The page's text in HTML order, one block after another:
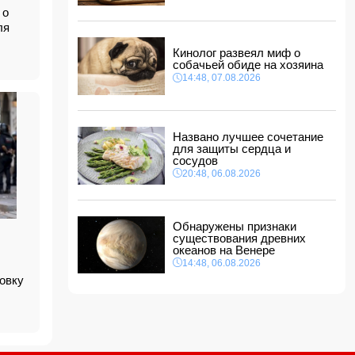
о
14:14, 07.08.2026
должности посла
14:10, 07.08.2026
Моуринью в шоке после отказа Родри от
перехода в "Реал"
Ильхам Алиев подписал распоряжения в
связи с двумя дипломатами
14:00, 07.08.2026
Прогноз погоды в Азербайджане на 8 августа
12:48, 07.08.2026
В Азербайджане ищут сотрудников с
зарплатой до 10 000 манатов
12:40, 07.08.2026
Кинолог развеял миф о
собачьей обиде на хозяина
14:48, 07.08.2026
Названо лучшее сочетание
для защиты сердца и
сосудов
20:48, 06.08.2026
Обнаружены признаки
существования древних
океанов на Венере
14:48, 06.08.2026